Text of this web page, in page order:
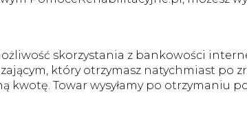
skorzystania z bankowości
który otrzymasz natychmiast po
kwotę. Towar wysyłamy po otrzymaniu